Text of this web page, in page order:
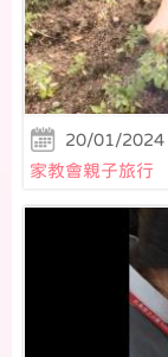
20/01/2024
家教會親子旅行